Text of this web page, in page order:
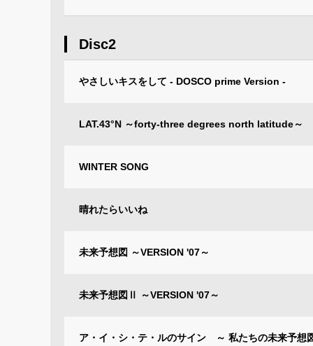
Disc2
やさしいキスをして - DOSCO prime Version -
LAT.43°N ～forty-three degrees north latitude～
WINTER SONG
晴れたらいいね
未来予想図 ～VERSION '07～
未来予想図Ⅱ ～VERSION '07～
ア・イ・シ・テ・ルのサイン ～ 私たちの未来予想